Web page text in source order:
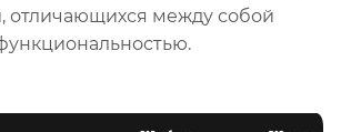
отличающихся между собой